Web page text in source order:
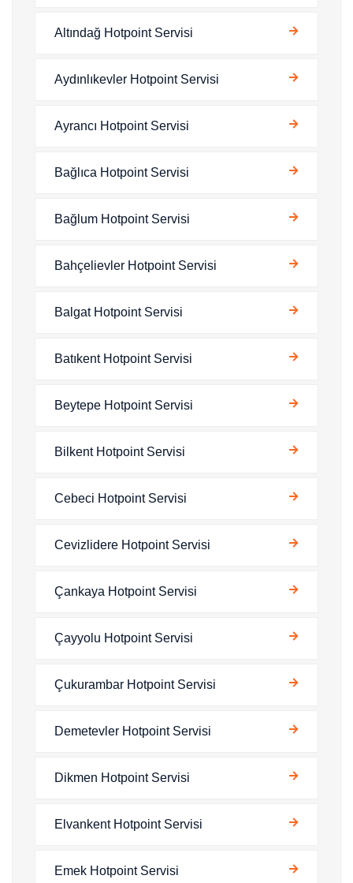
Altındağ Hotpoint Servisi
Aydınlıkevler Hotpoint Servisi
Ayrancı Hotpoint Servisi
Bağlıca Hotpoint Servisi
Bağlum Hotpoint Servisi
Bahçelievler Hotpoint Servisi
Balgat Hotpoint Servisi
Batıkent Hotpoint Servisi
Beytepe Hotpoint Servisi
Bilkent Hotpoint Servisi
Cebeci Hotpoint Servisi
Cevizlidere Hotpoint Servisi
Çankaya Hotpoint Servisi
Çayyolu Hotpoint Servisi
Çukurambar Hotpoint Servisi
Demetevler Hotpoint Servisi
Dikmen Hotpoint Servisi
Elvankent Hotpoint Servisi
Emek Hotpoint Servisi